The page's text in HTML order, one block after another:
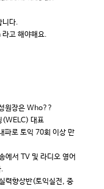
다.
고 해야해요.
원장은 Who??
(WELC) 대표
파로 토익 70회 이상 만
에서 TV 및 라디오 영어
.
력향상반(토익실전, 중